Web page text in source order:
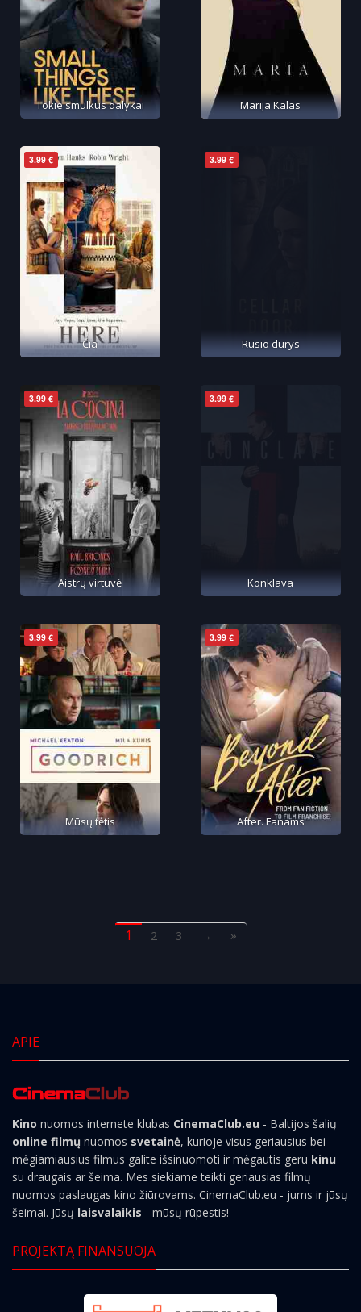
Marija Kalas
Tokie smulkūs dalykai
3.99 €
Rūsio durys
3.99 €
Čia
3.99 €
Konklava
3.99 €
Aistrų virtuvė
3.99 €
After. Fanams
3.99 €
Mūsų tėtis
1 2 3 → »
APIE
Kino nuomos internete klubas CinemaClub.eu - Baltijos šalių
online filmų nuomos svetainė, kurioje visus geriausius bei
mėgiamiausius filmus galite išsinuomoti ir mėgautis geru kinu
su draugais ar šeima. Mes siekiame teikti geriausias filmų
nuomos paslaugas kino žiūrovams. CinemaClub.eu - jums ir jūsų
šeimai. Jūsų laisvalaikis - mūsų rūpestis!
PROJEKTĄ FINANSUOJA